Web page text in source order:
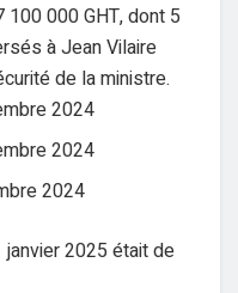
000 GHT, dont 5
à Jean Vilaire
de la ministre.
2024
2024
2024
2025 était de